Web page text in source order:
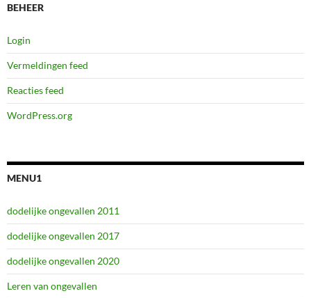
BEHEER
Login
Vermeldingen feed
Reacties feed
WordPress.org
MENU1
dodelijke ongevallen 2011
dodelijke ongevallen 2017
dodelijke ongevallen 2020
Leren van ongevallen